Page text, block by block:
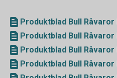
Produktblad Bull
Produktblad Bull
Produktblad Bull
Produktblad Bull